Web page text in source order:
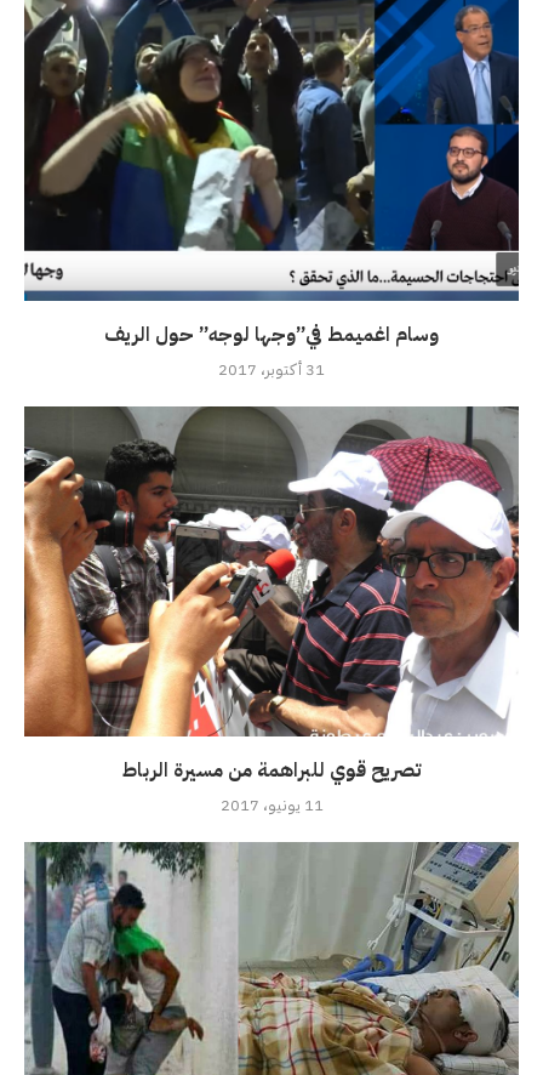
وسام اغميمط في”وجها لوجه” حول الريف
31 أكتوبر، 2017
تصريح قوي للبراهمة من مسيرة الرباط
11 يونيو، 2017